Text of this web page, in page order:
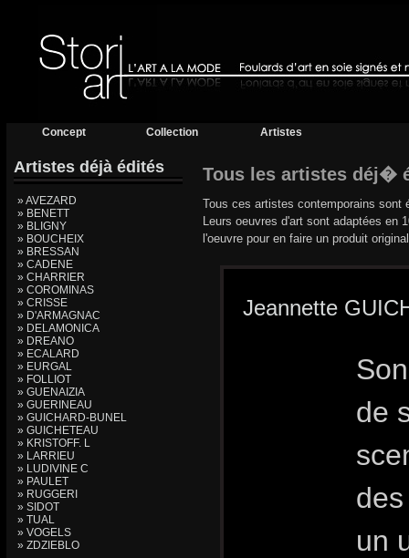
Concept Collection Artistes
Artistes déjà édités
» AVEZARD
» BENETT
» BLIGNY
» BOUCHEIX
» BRESSAN
» CADENE
» CHARRIER
» COROMINAS
» CRISSE
» D'ARMAGNAC
» DELAMONICA
» DREANO
» ECALARD
» EURGAL
» FOLLIOT
» GUENAIZIA
» GUERINEAU
» GUICHARD-BUNEL
» GUICHETEAU
» KRISTOFF. L
» LARRIEU
» LUDIVINE C
» PAULET
» RUGGERI
» SIDOT
» TUAL
» VOGELS
» ZDZIEBLO
Tous les artistes déj�
Tous ces artistes contemporains sont
Leurs oeuvres d'art sont adaptées en
l'oeuvre pour en faire un produit
Jeannette
de
un